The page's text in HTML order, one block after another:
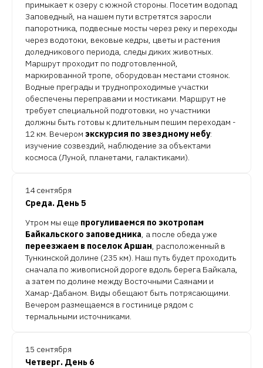
примыкает к озеру с южной стороны. Посетим водопад
Заповедный, на нашем пути встретятся заросли
папоротника, подвесные мосты через реку и переходы
через водотоки, вековые кедры, цветы и растения
доледникового периода, следы диких животных.
Маршрут проходит по подготовленной,
маркированной тропе, оборудован местами стоянок.
Водные преграды и труднопроходимые участки
обеспечены переправами и мостиками. Маршрут не
требует специальной подготовки, но участники
должны быть готовы к длительным пешим переходам -
12 км. Вечером экскурсия по звездному небу:
изучение созвездий, наблюдение за объектами
космоса (Луной, планетами, галактиками).
14 сентября
Среда. День 5
Утром мы еще прогуливаемся по экотропам
Байкальского заповедника, а после обеда уже
переезжаем в поселок Аршан, расположенный в
Тункинской долине (235 км). Наш путь будет проходить
сначала по живописной дороге вдоль берега Байкала,
а затем по долине между Восточными Саянами и
Хамар-Дабаном. Виды обещают быть потрясающими.
Вечером размещаемся в гостинице рядом с
термальными источниками.
15 сентября
Четверг. День 6